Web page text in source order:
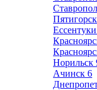
Пятигорск
Ессентуки
Норильск
Ачинск 6